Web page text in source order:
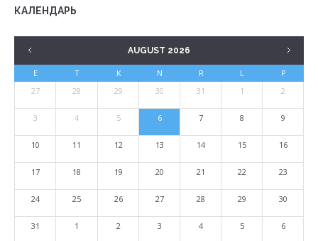
КАЛЕНДАРЬ
AUGUST 2026
E T K N R L
P
27
28 29 30 31 1 2
3 4 5 6 7 8 9
10 11 12 13 14 15 16
17 18 19 20 21 22 23
24 25 26 27 28 29 30
31 1 2 3 4 5 6